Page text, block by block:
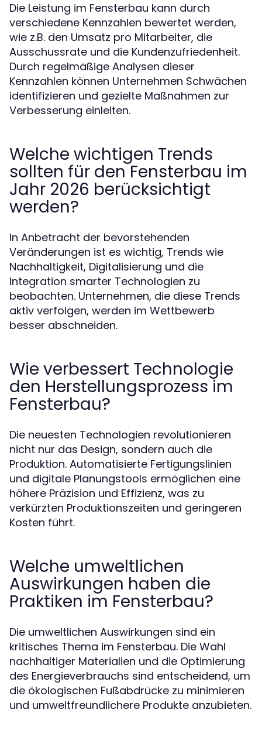
Die Leistung im Fensterbau kann durch
verschiedene Kennzahlen bewertet werden,
wie z.B. den Umsatz pro Mitarbeiter, die
Ausschussrate und die Kundenzufriedenheit.
Durch regelmäßige Analysen dieser
Kennzahlen können Unternehmen Schwächen
identifizieren und gezielte Maßnahmen zur
Verbesserung einleiten.
Welche wichtigen Trends
sollten für den Fensterbau im
Jahr 2026 berücksichtigt
werden?
In Anbetracht der bevorstehenden
Veränderungen ist es wichtig, Trends wie
Nachhaltigkeit, Digitalisierung und die
Integration smarter Technologien zu
beobachten. Unternehmen, die diese Trends
aktiv verfolgen, werden im Wettbewerb
besser abschneiden.
Wie verbessert Technologie
den Herstellungsprozess im
Fensterbau?
Die neuesten Technologien revolutionieren
nicht nur das Design, sondern auch die
Produktion. Automatisierte Fertigungslinien
und digitale Planungstools ermöglichen eine
höhere Präzision und Effizienz, was zu
verkürzten Produktionszeiten und geringeren
Kosten führt.
Welche umweltlichen
Auswirkungen haben die
Praktiken im Fensterbau?
Die umweltlichen Auswirkungen sind ein
kritisches Thema im Fensterbau. Die Wahl
nachhaltiger Materialien und die Optimierung
des Energieverbrauchs sind entscheidend, um
die ökologischen Fußabdrücke zu minimieren
und umweltfreundlichere Produkte anzubieten.